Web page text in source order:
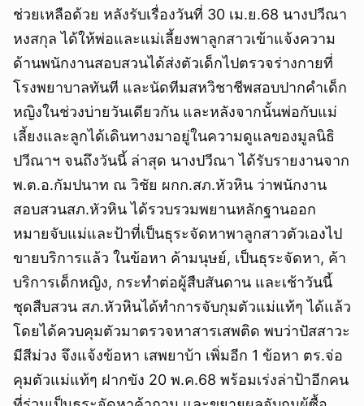
ช่วยเหลือด้วย หลังรับเรื่องวันที่ 30 เม.ย.68 นางปวีณา
หงสกุล ได้ให้พ่อและแม่เลี้ยงพาลูกสาวเข้าแจ้งความ
ด้านพนักงานสอบสวนได้ส่งตัวเด็กไปตรวจร่างกายที่
โรงพยาบาลทันที และนัดทีมสหวิชาชีพสอบปากคำเด็ก
หญิงในช่วงบ่ายวันเดียวกัน และหลังจากนั้นพ่อกับแม่
เลี้ยงและลูกได้เดินทางมาอยู่ในความดูแลของมูลนิธิ
ปวีณาฯ จนถึงวันนี้ ล่าสุด นางปวีณา ได้รับรายงานจาก
พ.ต.อ.กัมปนาท ณ วิชัย ผกก.สภ.หัวหิน ว่าพนักงาน
สอบสวนสภ.หัวหิน ได้รวบรวมพยานหลักฐานออก
หมายจับแม่และป้าที่เป็นธุระจัดหาพาลูกสาวตัวเองไป
ขายบริการแล้ว ในข้อหา ค้ามนุษย์, เป็นธุระจัดหา, ค้า
บริการเด็กหญิง, กระทำต่อผู้สืบสันดาน และเช้าวันนี้
ชุดสืบสวน สภ.หัวหินได้ทำการจับกุมตัวแม่แท้ๆ ได้แล้ว
โดยได้ควบคุมตัวมาตรวจหาสารเสพติด พบว่าปัสสาวะ
มีสีม่วง จึงแจ้งข้อหา เสพยาบ้า เพิ่มอีก 1 ข้อหา ตร.จ่อ
คุมตัวแม่แท้ๆ ฝากขัง 20 พ.ค.68 พร้อมเร่งล่าป้าอีกคน